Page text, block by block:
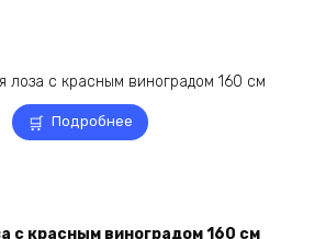
Подробнее
с красным виноградом 160 см